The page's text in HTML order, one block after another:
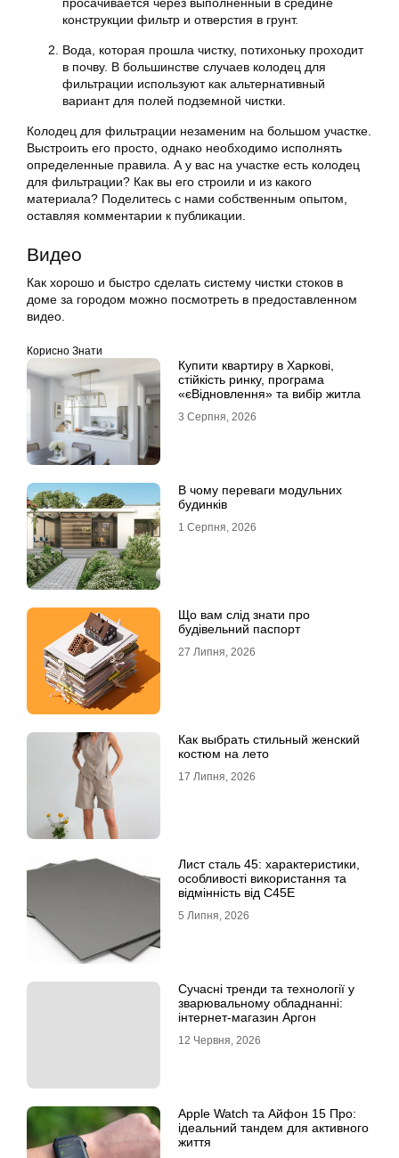
конструкции фильтр и отверстия в грунт.
Вода, которая прошла чистку, потихоньку проходит
в почву. В большинстве случаев колодец для
фильтрации используют как альтернативный
вариант для полей подземной чистки.
Колодец для фильтрации незаменим на большом участке.
Выстроить его просто, однако необходимо исполнять
определенные правила. А у вас на участке есть колодец
для фильтрации? Как вы его строили и из какого
материала? Поделитесь с нами собственным опытом,
оставляя комментарии к публикации.
Видео
Как хорошо и быстро сделать систему чистки стоков в
доме за городом можно посмотреть в предоставленном
видео.
Корисно Знати
Купити квартиру в Харкові,
стійкість ринку, програма
«єВідновлення» та вибір житла
3 Серпня, 2026
В чому переваги модульних
будинків
1 Серпня, 2026
Що вам слід знати про
будівельний паспорт
27 Липня, 2026
Как выбрать стильный женский
костюм на лето
17 Липня, 2026
Лист сталь 45: характеристики,
особливості використання та
відмінність від C45E
5 Липня, 2026
Сучасні тренди та технології у
зварювальному обладнанні:
інтернет-магазин Аргон
12 Червня, 2026
Apple Watch та Айфон 15 Про:
ідеальний тандем для активного
життя